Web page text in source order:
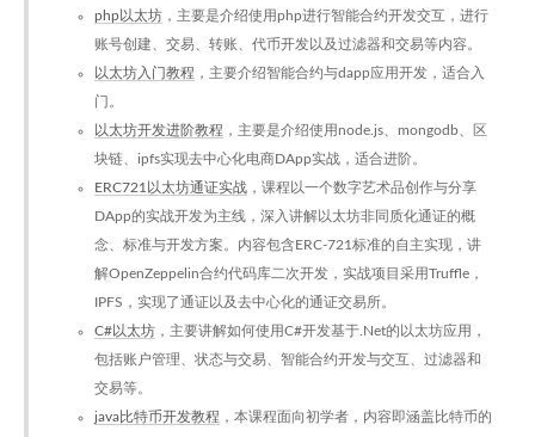
php以太坊 ，主要是介绍使用php进行智能合约开发交互，进行
账号创建、交易、转账、代币开发以及过滤器和交易等内容。
以太坊入门教程 ，主要介绍智能合约与dapp应用开发，适合入
门。
以太坊开发进阶教程 ，主要是介绍使用node.js、mongodb、区
块链、ipfs实现去中心化电商DApp实战，适合进阶。
ERC721以太坊通证实战 ，课程以一个数字艺术品创作与分享
DApp的实战开发为主线，深入讲解以太坊非同质化通证的概
念、标准与开发方案。内容包含ERC-721标准的自主实现，讲
解OpenZeppelin合约代码库二次开发，实战项目采用Truffle，
IPFS，实现了通证以及去中心化的通证交易所。
C#以太坊 ，主要讲解如何使用C#开发基于.Net的以太坊应用，
包括账户管理、状态与交易、智能合约开发与交互、过滤器和
交易等。
java比特币开发教程 ，本课程面向初学者，内容即涵盖比特币的